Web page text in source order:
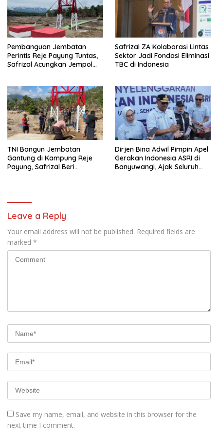
Pembanguan Jembatan
Perintis Reje Payung Tuntas,
Safrizal Acungkan Jempol
Safrizal ZA Kolaborasi Lintas
Sektor Jadi Fondasi Eliminasi
TBC di Indonesia
TNI Bangun Jembatan
Gantung di Kampung Reje
Payung, Safrizal Beri
Dirjen Bina Adwil Pimpin Apel
Gerakan Indonesia ASRI di
Banyuwangi, Ajak Seluruh
Leave a Reply
Your email address will not be published. Required fields are
marked *
Save my name, email, and website in this browser for the
next time I comment.